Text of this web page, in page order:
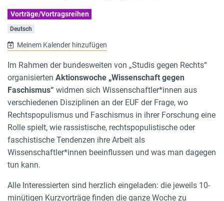
Vorträge/Vortragsreihen
Deutsch
Meinem Kalender hinzufügen
Im Rahmen der bundesweiten von „Studis gegen Rechts“
organisierten Aktionswoche „Wissenschaft gegen
Faschismus“ widmen sich Wissenschaftler*innen aus
verschiedenen Disziplinen an der EUF der Frage, wo
Rechtspopulismus und Faschismus in ihrer Forschung eine
Rolle spielt, wie rassistische, rechtspopulistische oder
faschistische Tendenzen ihre Arbeit als
Wissenschaftler*innen beeinflussen und was man dagegen
tun kann.
Alle Interessierten sind herzlich eingeladen: die jeweils 10-
minütigen Kurzvorträge finden die ganze Woche zu